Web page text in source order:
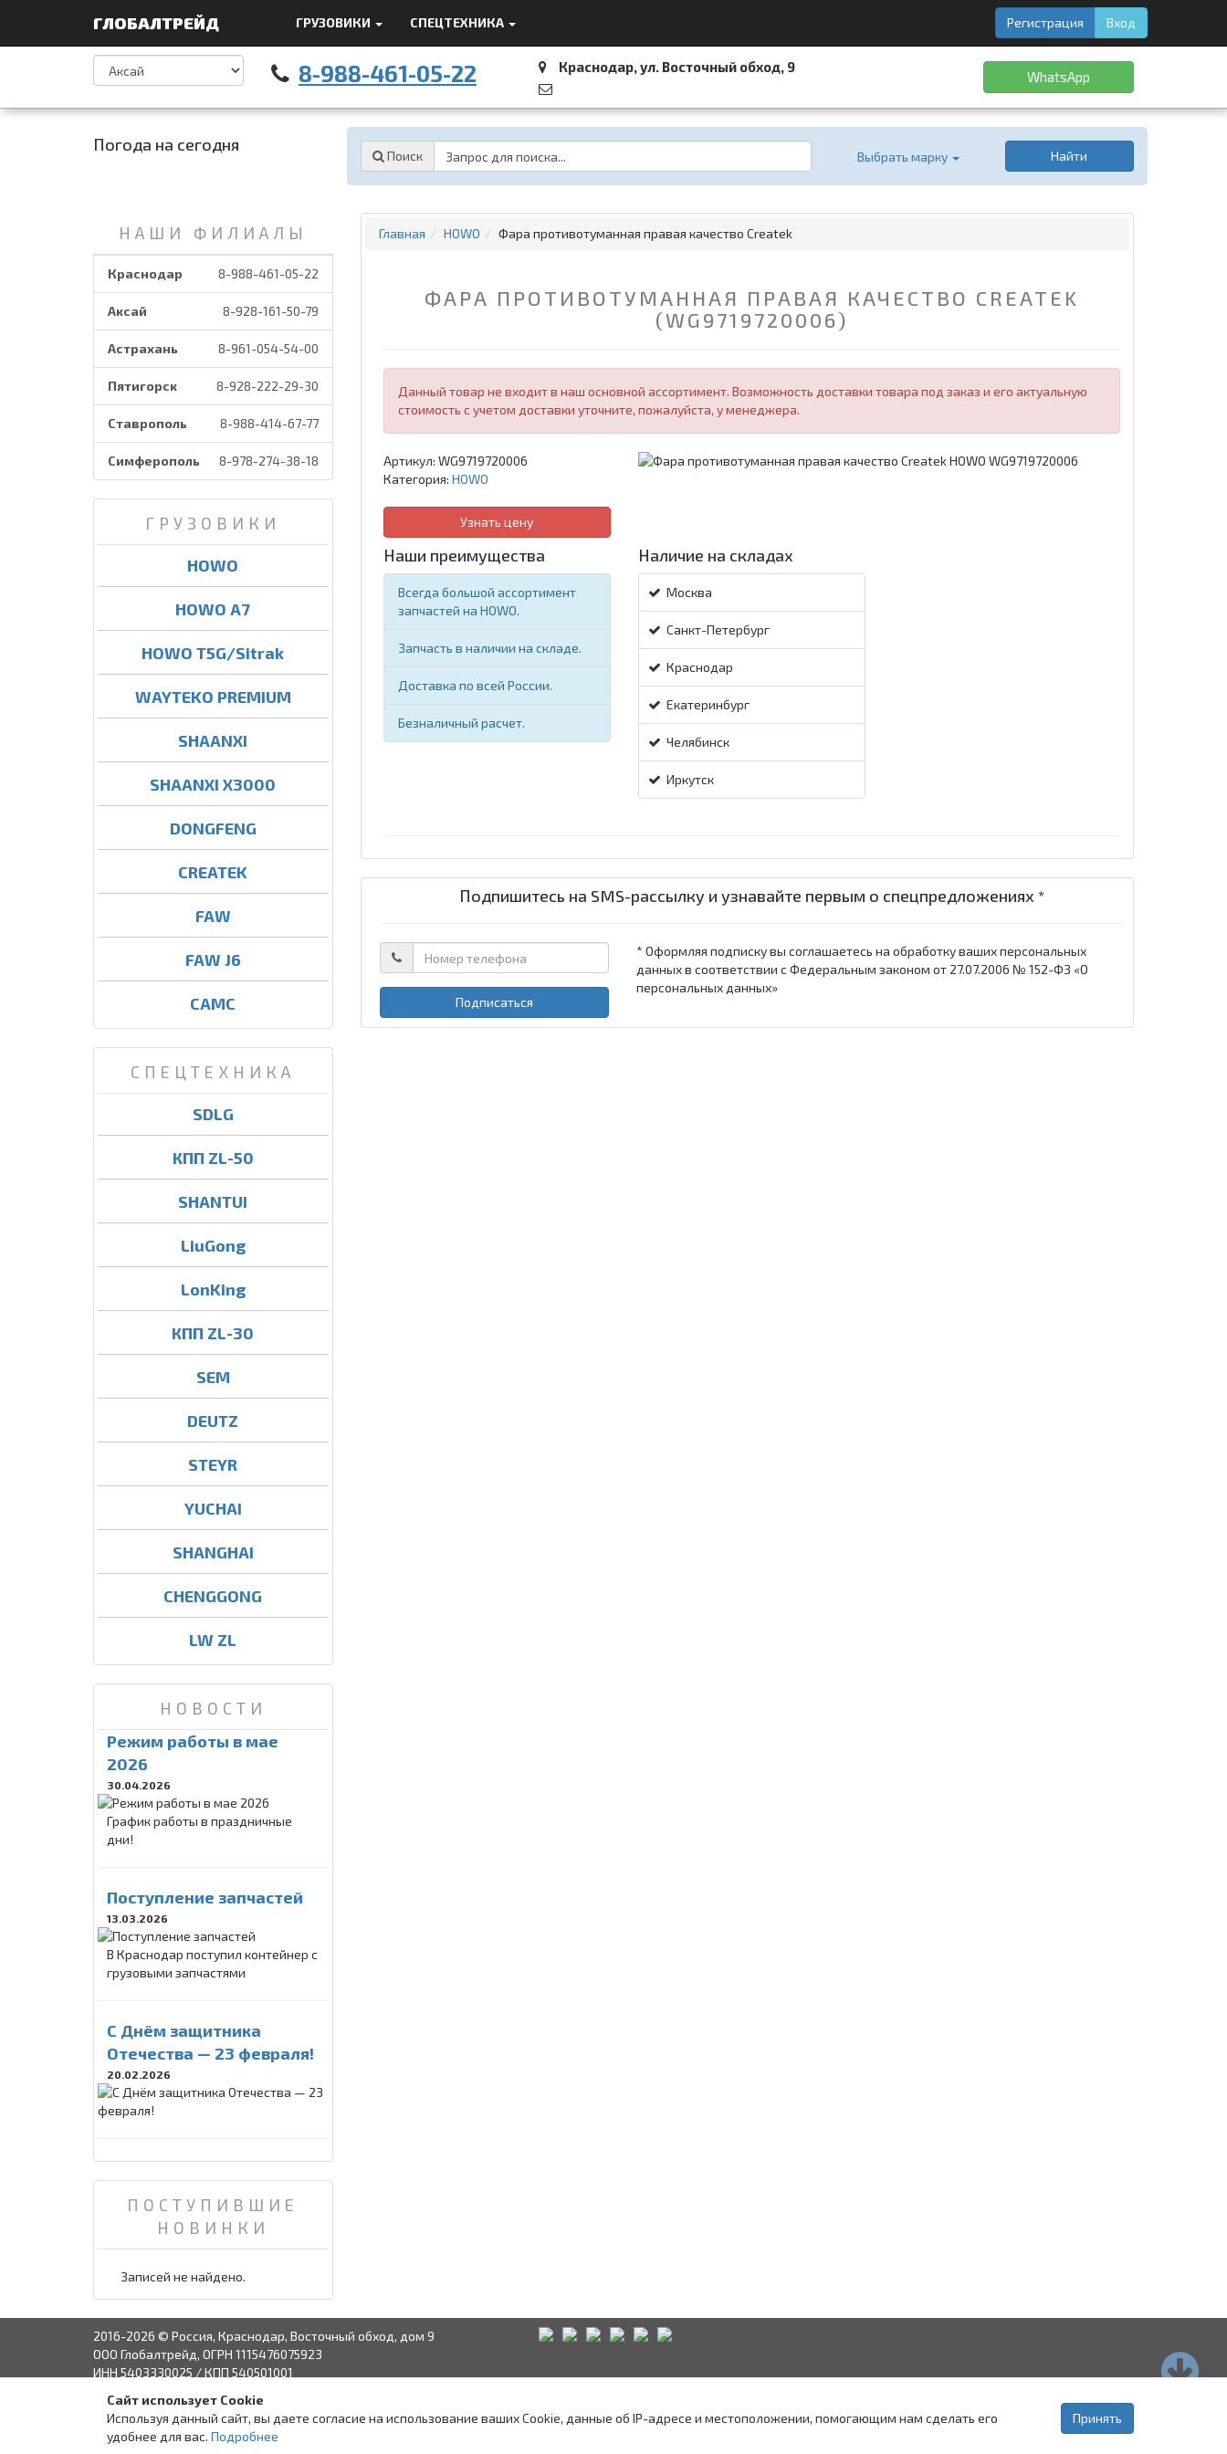
ГЛОБАЛТРЕЙД ГРУЗОВИКИ СПЕЦТЕХНИКА Регистрация Вход
8-988-461-05-22 Краснодар, ул. Восточный обход, 9
WhatsApp
Погода на сегодня
Поиск Выбрать марку Найти
НАШИ ФИЛИАЛЫ
Краснодар 8-988-461-05-22
Аксай 8-928-161-50-79
Астрахань 8-961-054-54-00
Пятигорск 8-928-222-29-30
Ставрополь 8-988-414-67-77
Симферополь 8-978-274-38-18
ГРУЗОВИКИ
HOWO
HOWO A7
HOWO T5G/Sitrak
WAYTEKO PREMIUM
SHAANXI
SHAANXI X3000
DONGFENG
CREATEK
FAW
FAW J6
CAMC
СПЕЦТЕХНИКА
SDLG
КПП ZL-50
SHANTUI
LiuGong
LonKing
КПП ZL-30
SEM
DEUTZ
STEYR
YUCHAI
SHANGHAI
CHENGGONG
LW ZL
НОВОСТИ
Режим работы в мае
2026
30.04.2026
График работы в праздничные
дни!
Поступление запчастей
13.03.2026
В Краснодар поступил контейнер с
грузовыми запчастями
C Днём защитника
Отечества — 23 февраля!
20.02.2026
ПОСТУПИВШИЕ
НОВИНКИ
Записей не найдено.
Главная HOWO Фара противотуманная правая качество Createk
ФАРА ПРОТИВОТУМАННАЯ ПРАВАЯ КАЧЕСТВО CREATEK
(WG9719720006)
Данный товар не входит в наш основной ассортимент. Возможность доставки товара под заказ и его актуальную
стоимость с учетом доставки уточните, пожалуйста, у менеджера.
Артикул: WG9719720006
Категория: HOWO
Узнать цену
Наши преимущества
Всегда большой ассортимент
запчастей на HOWO.
Запчасть в наличии на складе.
Доставка по всей России.
Безналичный расчет.
Наличие на складах
Москва
Санкт-Петербург
Краснодар
Екатеринбург
Челябинск
Иркутск
Подпишитесь на SMS-рассылку и узнавайте первым о спецпредложениях *
Подписаться
* Оформляя подписку вы соглашаетесь на обработку ваших персональных
данных в соответствии с Федеральным законом от 27.07.2006 № 152-ФЗ «О
персональных данных»
2016-2026 © Россия, Краснодар, Восточный обход, дом 9
ООО Глобалтрейд, ОГРН 1115476075923
ИНН 5403330025 / КПП 540501001
Связаться с руководством Ставрополь
Сайт использует Cookie
Используя данный сайт, вы даете согласие на использование ваших Cookie, данные об IP-адресе и местоположении, помогающим нам сделать его
удобнее для вас. Подробнее
Принять